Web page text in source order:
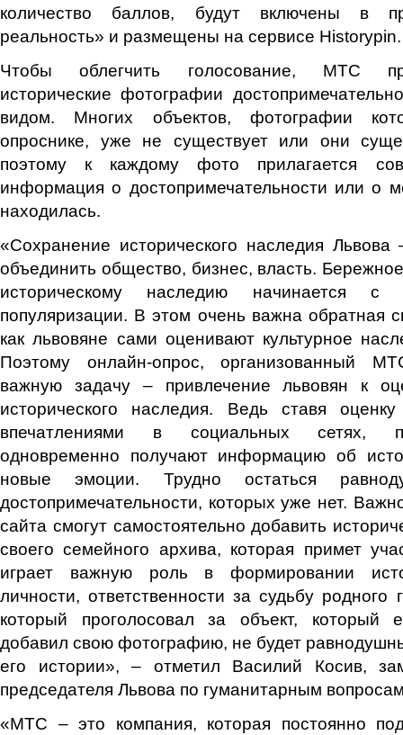
количество баллов, будут включены в
реальность» и размещены на сервисе Historypin.
Чтобы облегчить голосование, МТС
исторические фотографии
видом. Многих объектов, фотографии
опроснике, уже не существует или они
поэтому к каждому фото прилагается
информация о достопримечательности или о
находилась.
«Сохранение исторического наследия
объединить общество, бизнес, власть.
историческому наследию начинается с
популяризации. В этом очень важна обратная
как львовяне сами оценивают культурное
Поэтому онлайн-опрос, организованный
важную задачу – привлечение львовян к
исторического наследия. Ведь ставя
впечатлениями в социальных сетях,
одновременно получают информацию об
новые эмоции. Трудно остаться
достопримечательности, которых уже нет.
сайта смогут самостоятельно добавить
своего семейного архива, которая примет
играет важную роль в формировании
личности, ответственности за судьбу родного
который проголосовал за объект, который
добавил свою фотографию, не будет
его истории», – отметил Василий Косив,
председателя Львова по гуманитарным
«МТС – это компания, которая постоянно